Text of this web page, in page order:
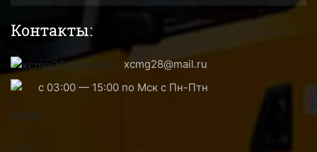
Контакты:
xcmg28@mail.ru
с 03:00 — 15:00 по Мск с Пн-Птн